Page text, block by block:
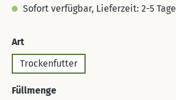
Sofort verfügbar, Lieferzeit: 2-5 Tage
Artauswählen
Trockenfutter
Füllmengeauswählen